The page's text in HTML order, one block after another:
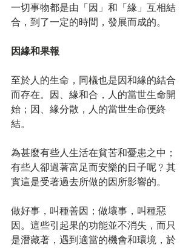
一切事物都是由「因」和「緣」互相結
合，到了一定的時間，發展而成的。
因緣和果報
至於人的生命，同檥也是因和緣的結合
而存在。因、緣和合，人的當世生命開
始；因、緣分散，人的當世生命便終
結。
為甚麼有些人生活在貧苦和憂患之中；
有些人卻過著富足而安樂的日子呢﹖其
實這是受著過去所做的因所影響的。
做好事，叫種善因；做壞事，叫種惡
因。這些引起果的功能並不消失，而只
是潛藏著，遇到適當的機會和環境，於